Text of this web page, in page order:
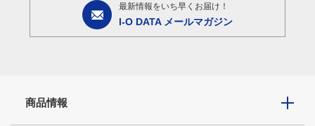
最新情報をいち早くお届け！
I-O DATA メールマガジン
商品情報